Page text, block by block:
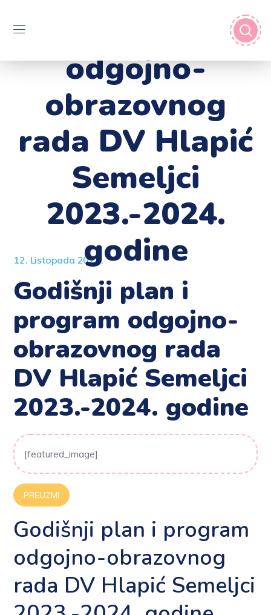
odgojno-
obrazovnog
rada DV Hlapić
Semeljci
2023.-2024.
godine
12. Listopada 2023.
Godišnji plan i
program odgojno-
obrazovnog rada
DV Hlapić Semeljci
2023.-2024. godine
[featured_image]
PREUZMI
Godišnji plan i program
odgojno-obrazovnog
rada DV Hlapić Semeljci